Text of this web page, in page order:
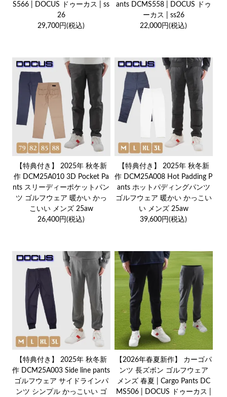
S566 | DOCUS ドゥーカス | ss
26
29,700円(税込)
ants DCMS558 | DOCUS ドゥ
ーカス | ss26
22,000円(税込)
【特典付き】 2025年 秋冬新
作 DCM25A010 3D Pocket Pa
nts スリーディーポケットパン
ツ ゴルフウェア 暖かい かっ
こいい メンズ 25aw
26,400円(税込)
【特典付き】 2025年 秋冬新
作 DCM25A008 Hot Padding P
ants ホットパディングパンツ
ゴルフウェア 暖かい かっこい
い メンズ 25aw
39,600円(税込)
【特典付き】 2025年 秋冬新
作 DCM25A003 Side line pants
ゴルフウェア サイドラインパ
ンツ シンプル かっこいい ゴ
【2026年春夏新作】 カーゴパ
ンツ 長ズボン ゴルフウェア
メンズ 春夏 | Cargo Pants DC
MS506 | DOCUS ドゥーカス |